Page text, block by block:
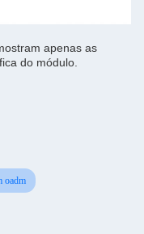
apenas as
do módulo.
oadm